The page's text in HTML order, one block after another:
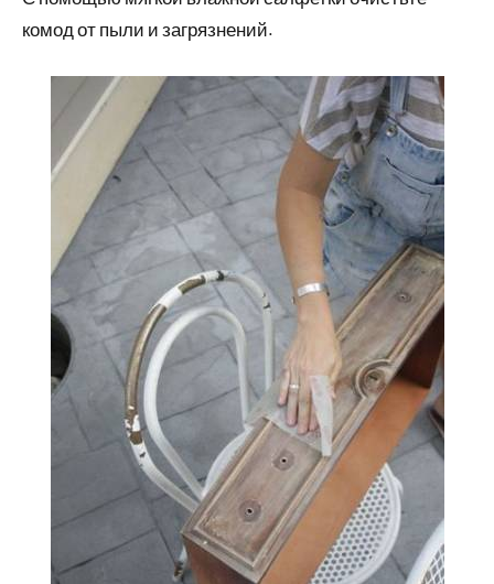
комод от пыли и загрязнений.